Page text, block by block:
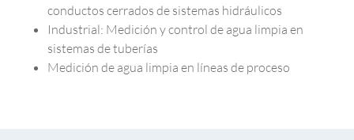
conductos cerrados de sistemas hidráulicos
Industrial: Medición y control de agua limpia en
sistemas de tuberías
Medición de agua limpia en líneas de proceso